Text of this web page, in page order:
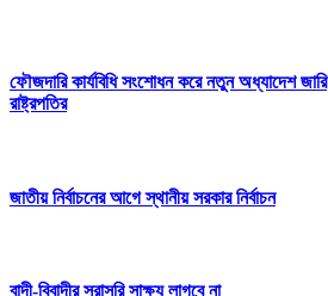
ফৌজদারি কার্যবিধি সংশোধন করে নতুন অধ্যাদেশ জারি
রাষ্ট্রপতির
জাতীয় নির্বাচনের আগে স্থানীয় সরকার নির্বাচন
বাদী-বিবাদীর সরাসরি সাক্ষ্য লাগবে না